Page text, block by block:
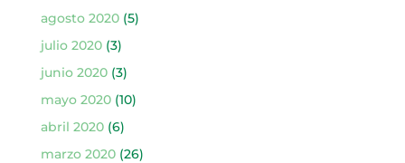
agosto 2020(5)
julio 2020(3)
junio 2020(3)
mayo 2020(10)
abril 2020(6)
marzo 2020(26)